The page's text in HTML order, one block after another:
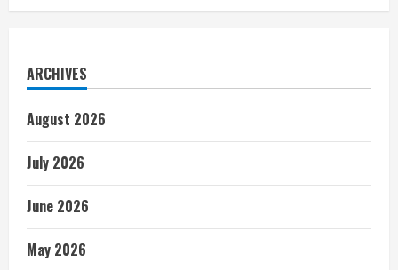
ARCHIVES
August 2026
July 2026
June 2026
May 2026